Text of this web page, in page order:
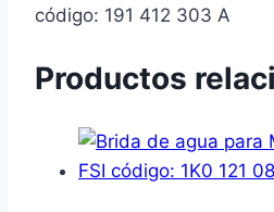
código: 191 412 303 A
Productos